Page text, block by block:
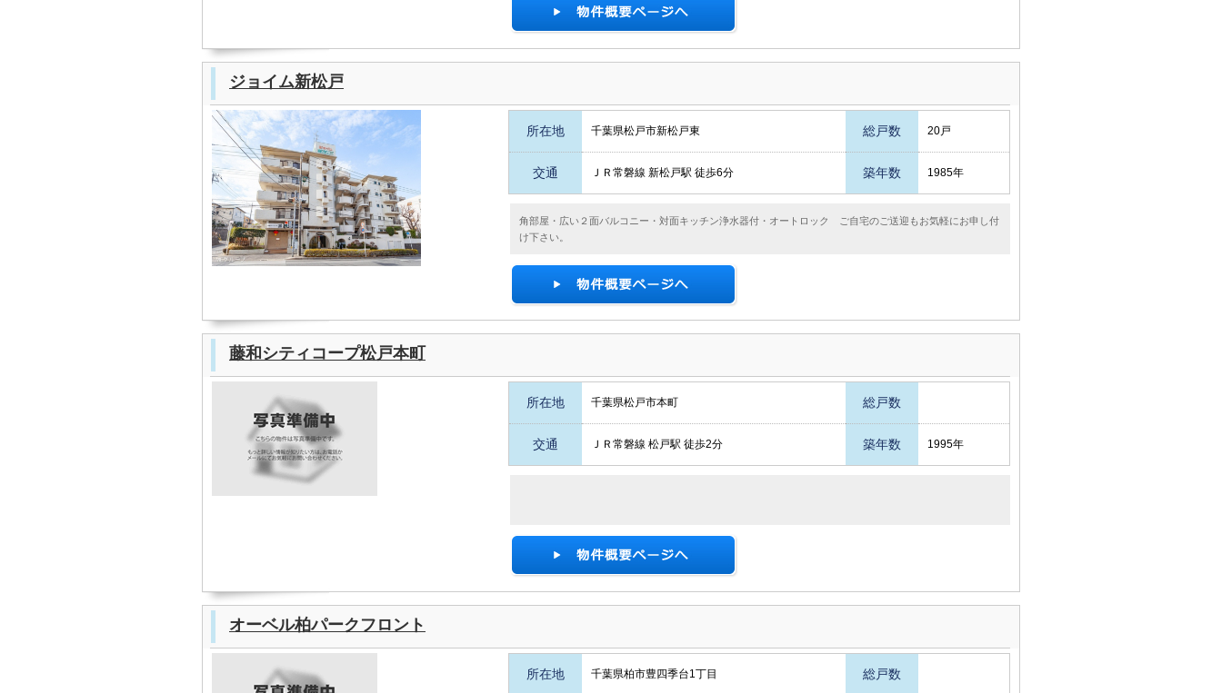
ジョイム新松戸
所在地 千葉県松戸市新松戸東 総戸数 20戸
交通 ＪＲ常磐線 新松戸駅 徒歩6分 築年数 1985年
角部屋・広い２面バルコニー・対面キッチン浄水器付・オートロック ご自宅のご送迎もお気軽にお申し付
け下さい。
藤和シティコープ松戸本町
所在地 千葉県松戸市本町 総戸数
交通 ＪＲ常磐線 松戸駅 徒歩2分 築年数 1995年
オーベル柏パークフロント
所在地 千葉県柏市豊四季台1丁目 総戸数